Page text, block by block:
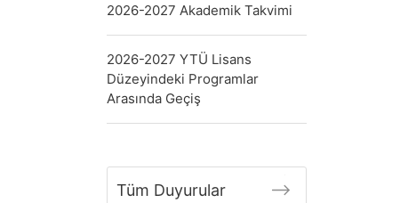
2026-2027 Akademik Takvimi
2026-2027 YTÜ Lisans
Düzeyindeki Programlar
Arasında Geçiş
Tüm Duyurular